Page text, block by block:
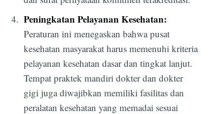
Peningkatan Pelayanan Kesehatan:
Peraturan ini menegaskan bahwa pusat
kesehatan masyarakat harus memenuhi kriteria
pelayanan kesehatan dasar dan tingkat lanjut.
Tempat praktek mandiri dokter dan dokter
gigi juga diwajibkan memiliki fasilitas dan
peralatan kesehatan yang memadai sesuai